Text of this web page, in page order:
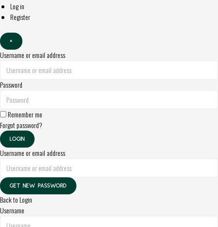
Log in
Register
×
Username or email address
Password
Remember me
Forgot password?
LOGIN
Username or email address
GET NEW PASSWORD
Back to Login
Username